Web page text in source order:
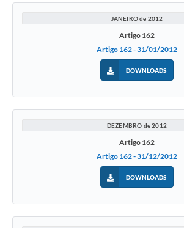
JANEIRO de 2012
Artigo 162
Artigo 162 - 31/01/2012
DOWNLOADS
DEZEMBRO de 2012
Artigo 162
Artigo 162 - 31/12/2012
DOWNLOADS